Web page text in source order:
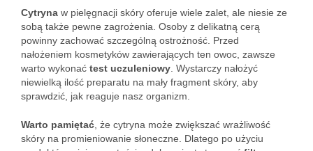
Cytryna w pielęgnacji skóry oferuje wiele zalet, ale niesie ze
sobą także pewne zagrożenia. Osoby z delikatną cerą
powinny zachować szczególną ostrożność. Przed
nałożeniem kosmetyków zawierających ten owoc, zawsze
warto wykonać test uczuleniowy . Wystarczy nałożyć
niewielką ilość preparatu na mały fragment skóry, aby
sprawdzić, jak reaguje nasz organizm.
Warto pamiętać , że cytryna może zwiększać wrażliwość
skóry na promieniowanie słoneczne. Dlatego po użyciu